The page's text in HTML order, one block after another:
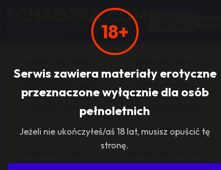
18+
Serwis zawiera materiały erotyczne
przeznaczone wyłącznie dla osób
pełnoletnich
Jeżeli nie ukończyłeś/aś 18 lat, musisz opuścić tę
stronę.
SCHADZKA.COM
267 059 anonsów, 352 029 użytkowników,
facet dla faceta matrymonialne pan
zasponsoruj panią sponsor dla pani